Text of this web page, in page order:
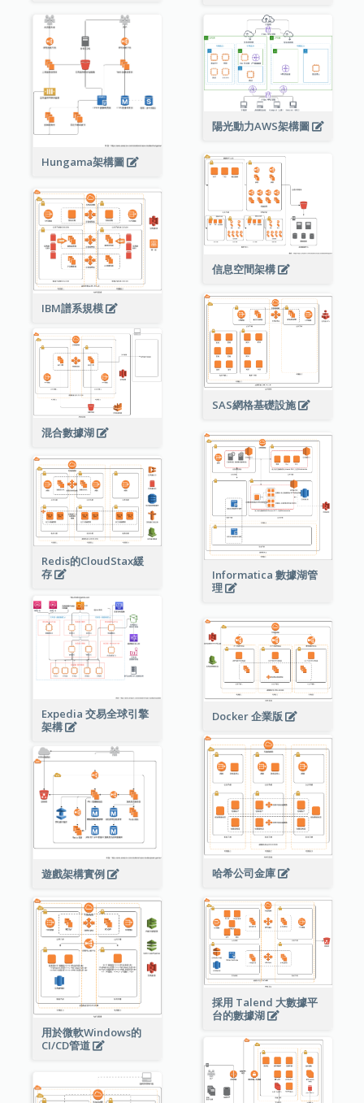
Hungama架構圖
陽光動力AWS架構圖
信息空間架構
IBM譜系規模
SAS網格基礎設施
混合數據湖
Informatica 數據湖管
理
Redis的CloudStax緩
存
Expedia 交易全球引擎
架構
Docker 企業版
哈希公司金庫
遊戲架構實例
用於微軟Windows的
CI/CD管道
採用 Talend 大數據平
台的數據湖